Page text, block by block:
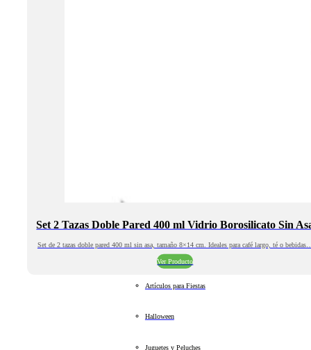
Set 2 Tazas Doble Pared 400 ml Vidrio Borosilicato Sin
Set de 2 tazas doble pared 400 ml sin asa, tamaño 8×14 cm. Ideales para café largo, té o
Ver Producto
Artículos para Fiestas
Halloween
Juguetes y Peluches